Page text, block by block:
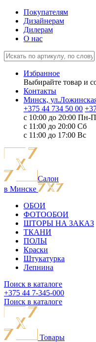
Покупателям
Дизайнерам
Дилерам
О нас
Избранное
Выбирайте товар и
Контакты
Минск,
+375 44 734 50 00
c 10:00 до 20:00 Пн-
с 11:00 до 20:00 Сб
с 11:00 до 17:00 Вс
Салон
в Минске
ОБОИ
ФОТООБОИ
ШТОРЫ НА ЗАКАЗ
ТКАНИ
ПОЛЫ
Краски
Штукатурка
Лепнина
Поиск в каталоге
+375 44 7-345-000
Поиск в каталоге
Товары